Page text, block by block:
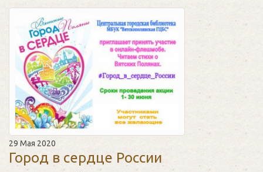
29 Мая 2020
Город в сердце России